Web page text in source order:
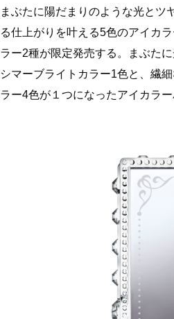
まぶたに陽だまりのような光とツ
る仕上がりを叶える5色のアイカ
ラー2種が限定発売する。まぶた
シマーブライトカラー1色と、繊
ラー4色が１つになったアイカラー